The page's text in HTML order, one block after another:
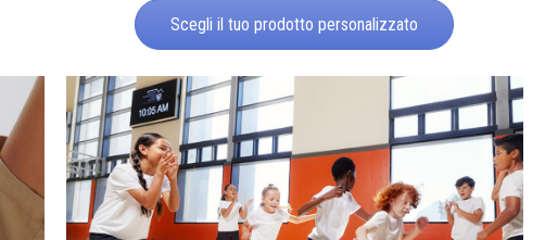
Scegli il tuo prodotto personalizzato